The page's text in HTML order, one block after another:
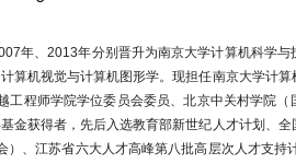
库收录
优化的复杂三维点云场景理解研究
highlight
年、2013年分别晋升为南京大学计算机科学与
算机视觉与计算机图形学。现担任南京大学计
程师学院学位委员会委员、北京中关村学院
金获得者，先后入选教育部新世纪人才计划、
、江苏省六大人才高峰第八批高层次人才支持